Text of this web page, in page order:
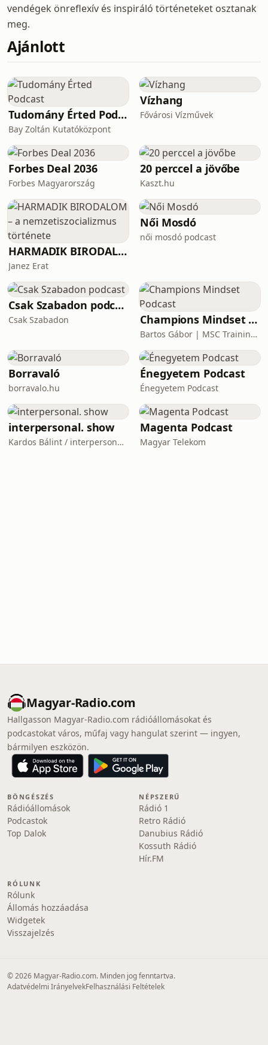
vendégek önreflexív és inspiráló történeteket osztanak
meg.
Ajánlott
Tudomány Érted Podcast
Bay Zoltán Kutatóközpont
Vízhang
Fővárosi Vízművek
Forbes Deal 2036
Forbes Magyarország
20 perccel a jövőbe
Kaszt.hu
HARMADIK BIRODALOM – a nemzetiszocializmus története
Janez Erat
Női Mosdó
női mosdó podcast
Csak Szabadon podcast
Csak Szabadon Champions Mindset Podcast
Bartos Gábor | MSC Training Group
Borravaló
borravalo.hu
Énegyetem Podcast
Énegyetem Podcast
interpersonal. show
Kardos Bálint / interpersonal.host
Magenta Podcast
Magyar Telekom
Magyar-Radio.com
Hallgasson Magyar-Radio.com rádióállomásokat és
podcastokat város, műfaj vagy hangulat szerint — ingyen,
bármilyen eszközön.
BÖNGÉSZÉS
Rádióállomások
Podcastok
Top Dalok
NÉPSZERŰ
Rádió 1
Retro Rádió
Danubius Rádió
Kossuth Rádió
Hír.FM
RÓLUNK
Rólunk
Állomás hozzáadása
Widgetek
Visszajelzés
© 2026 Magyar-Radio.com. Minden jog fenntartva.
Adatvédelmi IrányelvekFelhasználási Feltételek